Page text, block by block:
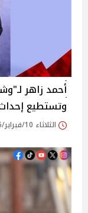
أحمد زاهر
وتستطيع
الثلاثاء 10/فبراير/2026 - 06:15 م